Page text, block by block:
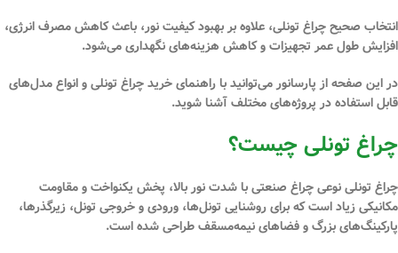
انتخاب صحیح چراغ تونلی، علاوه بر بهبود کیفیت نور، باعثکاهش مصرف انرژی،
افزایش طول عمر تجهیزات و کاهش هزینه‌های نگهداریمی‌شود.
در این صفحه از پارسانورمی‌توانید باراهنمای خرید چراغ تونلیو انواع مدل‌های
قابل استفاده در پروژه‌های مختلف آشنا شوید.
چراغ تونلی چیست؟
چراغ تونلی نوعی چراغ صنعتی باشدت نور بالا، پخش یکنواخت ومقاومت
مکانیکی زیاداست که برای روشنایی تونل‌ها، ورودی و خروجی تونل، زیرگذرها،
پارکینگ‌های بزرگ و فضاهای نیمه‌مسقف طراحی شده است.